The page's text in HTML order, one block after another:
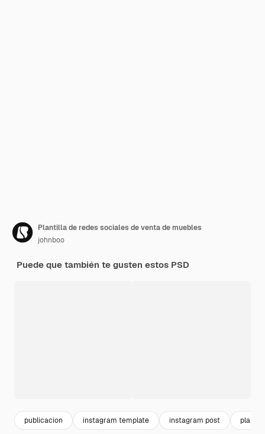
Plantilla de redes sociales de venta de muebles
johnboo
Puede que también te gusten estos PSD
publicacion instagram template instagram post